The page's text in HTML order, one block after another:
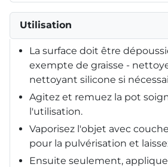
Utilisation
La surface doit être
exempte de graisse -
nettoyant silicone si
Agitez et remuez la pot
l'utilisation.
Vaporisez l'objet avec
pour la pulvérisation et
Ensuite seulement,